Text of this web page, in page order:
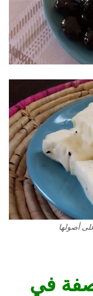
أصولها
في